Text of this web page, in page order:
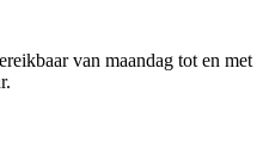
van maandag tot en met